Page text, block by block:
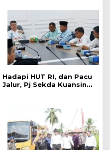
Hadapi HUT RI, dan Pacu
Jalur, Pj Sekda Kuansing